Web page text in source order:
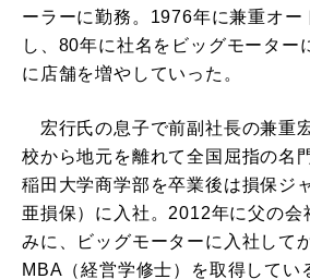
ーラーに勤務。1976年に兼重オー
し、80年に社名をビッグモーター
に店舗を増やしていった。
宏行氏の息子で前副社長の兼重
校から地元を離れて全国屈指の名
稲田大学商学部を卒業後は損保ジ
亜損保）に入社。2012年に父の会
みに、ビッグモーターに入社して
MBA（経営学修士）を取得してい